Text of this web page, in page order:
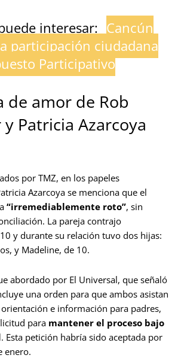
interesar: Cancún
participación ciudadana
Participativo
de amor de Rob
Patricia Azarcoya
por TMZ, en los papeles
Azarcoya se menciona que el
“irremediablemente roto”, sin
La pareja contrajo
y durante su relación tuvo dos hijas:
y Madeline, de 10.
abordado por El Universal, que señaló
una orden para que ambos asistan
e información para padres,
para mantener el proceso bajo
. Esta petición habría sido aceptada por
enero.